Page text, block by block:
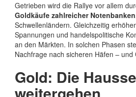
Getrieben wird die Rallye vor allem
Goldkäufe zahlreicher Notenbanken
Schwellenländern. Gleichzeitig
Spannungen und handelspolitische
an den Märkten. In solchen Phasen
Nachfrage nach sicheren Häfen – und
Gold: Die